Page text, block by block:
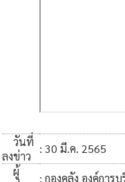
วันที่
ลงข่าว
: 30 มี.ค. 2565
ผู้
: กองคลัง องค์กา